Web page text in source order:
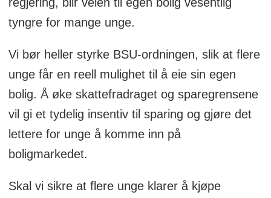
tyngre for mange unge.
Vi bør heller styrke BSU-ordningen, slik at flere
unge får en reell mulighet til å eie sin egen
bolig. Å øke skattefradraget og sparegrensene
vil gi et tydelig insentiv til sparing og gjøre det
lettere for unge å komme inn på
boligmarkedet.
Skal vi sikre at flere unge klarer å kjøpe